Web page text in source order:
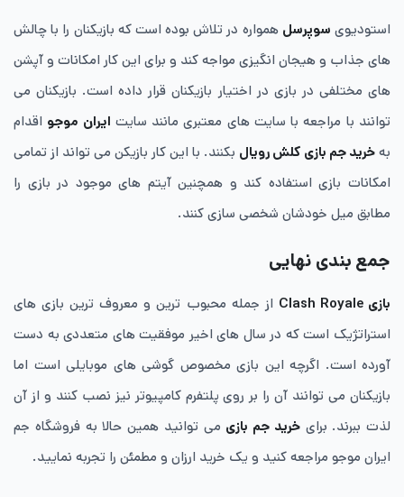
استودیوی سوپرسل همواره در تلاش بوده است که بازیکنان را با چالش
های جذاب و هیجان انگیزی مواجه کند و برای این کار امکانات و آپشن
های مختلفی در بازی در اختیار بازیکنان قرار داده است. بازیکنان می
توانند با مراجعه با سایت های معتبری مانند سایت ایران موجو اقدام
بهخرید جم بازی کلش رویال بکنند. با این کار بازیکن می تواند از تمامی
امکانات بازی استفاده کند و همچنین آیتم های موجود در بازی را
مطابق میل خودشان شخصی سازی کنند.
جمع بندی نهایی
بازی Clash Royale
از جمله محبوب ترین و معروف ترین بازی های
استراتژیک است که در سال های اخیر موفقیت های متعددی به دست
آورده است. اگرچه این بازی مخصوص گوشی های موبایلی است اما
بازیکنان می توانند آن را بر روی پلتفرم کامپیوتر نیز نصب کنند و از آن
لذت ببرند. برایخرید جم بازی می توانید همین حالا به فروشگاه جم
ایران موجو مراجعه کنید و یک خرید ارزان و مطمئن را تجربه نمایید.